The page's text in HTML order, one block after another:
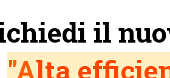
il
"Alta